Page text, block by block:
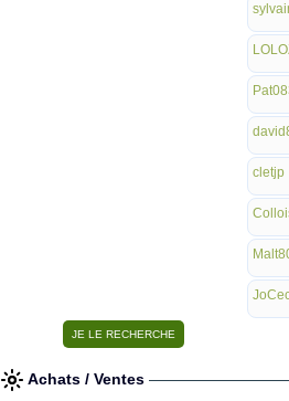
cletjp
Achats / Ventes